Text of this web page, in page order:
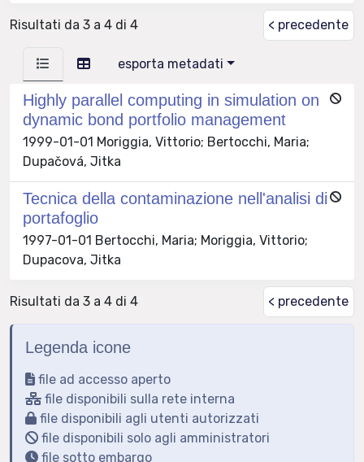
Risultati da 3 a 4 di 4 < precedente
esporta metadati
Highly parallel computing in simulation on
dynamic bond portfolio management
1999-01-01 Moriggia, Vittorio; Bertocchi, Maria;
Dupačová, Jitka
Tecnica della contaminazione nell'analisi di
portafoglio
1997-01-01 Bertocchi, Maria; Moriggia, Vittorio;
Dupacova, Jitka
Risultati da 3 a 4 di 4 < precedente
Legenda icone
file ad accesso aperto
file disponibili sulla rete interna
file disponibili agli utenti autorizzati
file disponibili solo agli amministratori
file sotto embargo